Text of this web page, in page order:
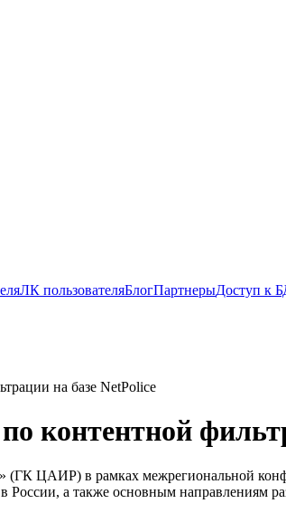
ЛК пользователяБлогПартнерыДоступ к
на базе NetPolice
контентной
(ГК ЦАИР) в рамках межрегиональной
России, а также основным направлениям